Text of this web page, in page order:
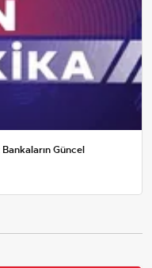
Güncel